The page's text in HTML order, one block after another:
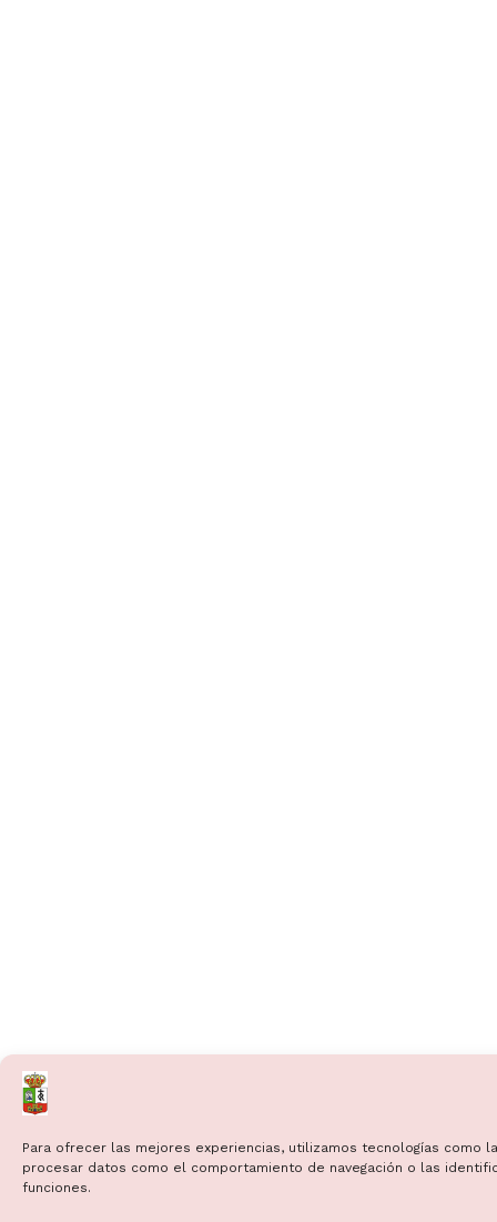
Para ofrecer las mejores experiencias, utilizamos tecnologías
procesar datos como el comportamiento de navegación o las
funciones.